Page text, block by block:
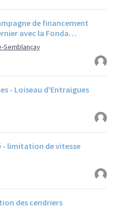
de financement
avec la Fonda…
Semblançay
- Loiseau d'Entraigues
- limitation de vitesse
des cendriers